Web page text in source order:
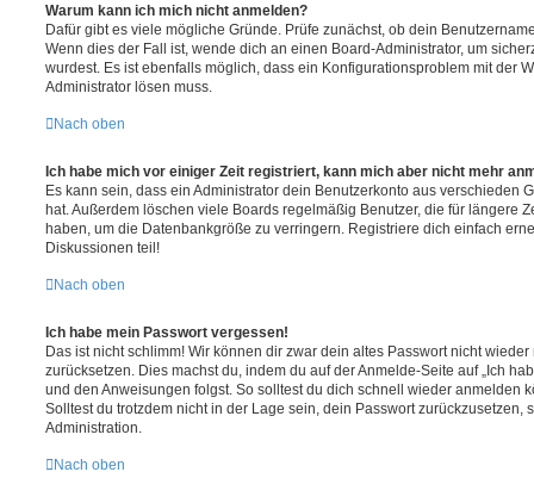
Warum kann ich mich nicht anmelden?
Dafür gibt es viele mögliche Gründe. Prüfe zunächst, ob dein
Wenn dies der Fall ist, wende dich an einen Board-Administrator, um
wurdest. Es ist ebenfalls möglich, dass ein Konfigurationsproblem mit der
Administrator lösen muss.
Nach oben
Ich habe mich vor einiger Zeit registriert, kann mich aber nicht mehr
Es kann sein, dass ein Administrator dein Benutzerkonto aus verschieden
hat. Außerdem löschen viele Boards regelmäßig Benutzer, die für längere
haben, um die Datenbankgröße zu verringern. Registriere dich einfach
Diskussionen teil!
Nach oben
Ich habe mein Passwort vergessen!
Das ist nicht schlimm! Wir können dir zwar dein altes Passwort nicht
zurücksetzen. Dies machst du, indem du auf der Anmelde-Seite auf „Ich
und den Anweisungen folgst. So solltest du dich schnell wieder anmelden
Solltest du trotzdem nicht in der Lage sein, dein Passwort zurückzusetzen,
Administration.
Nach oben